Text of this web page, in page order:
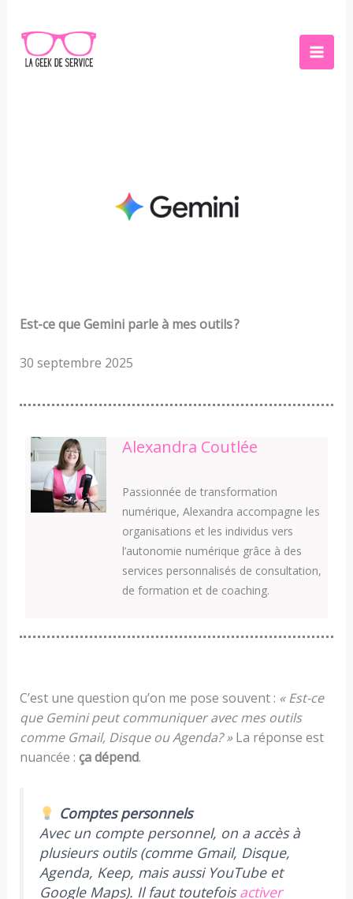
contenu
Est-ce que Gemini parle à mes outils ?
30 septembre 2025
Alexandra Coutlée
Passionnée de transformation
numérique, Alexandra accompagne les
organisations et les individus vers
l’autonomie numérique grâce à des
services personnalisés de consultation,
de formation et de coaching.
C’est une question qu’on me pose souvent : « Est-ce
que Gemini peut communiquer avec mes outils
comme Gmail, Disque ou Agenda? »La réponse est
nuancée : ça dépend.
Comptes personnels
Avec un compte personnel, on a accès à
plusieurs outils (comme Gmail, Disque,
Agenda, Keep, mais aussi YouTube et
Google Maps). Il faut toutefoisactiver